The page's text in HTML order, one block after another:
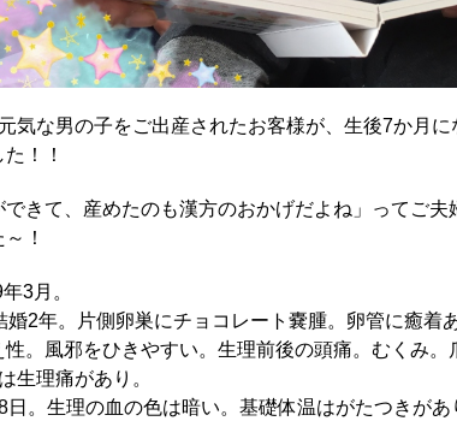
気な男の子をご出産されたお客様が、生後7か月
！！
できて、産めたのも漢方のおかげだよね」ってご
！
3月。
婚2年。片側卵巣にチョコレート嚢腫。卵管に癒着
。風邪をひきやすい。生理前後の頭痛。むくみ。
生理痛があり。
日。生理の血の色は暗い。基礎体温はがたつきがあ